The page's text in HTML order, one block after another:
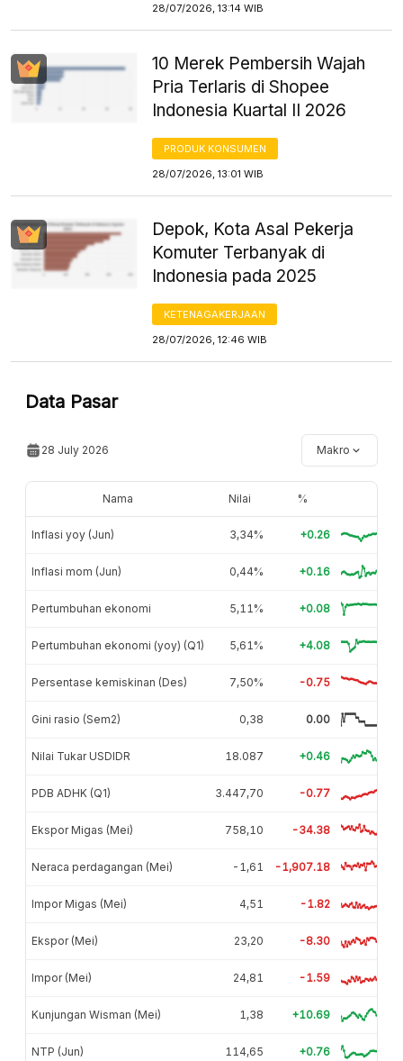
28/07/2026, 13:14 WIB
10 Merek Pembersih Wajah
Pria Terlaris di Shopee
Indonesia Kuartal II 2026
PRODUK KONSUMEN
28/07/2026, 13:01 WIB
Depok, Kota Asal Pekerja
Komuter Terbanyak di
Indonesia pada 2025
KETENAGAKERJAAN
28/07/2026, 12:46 WIB
Data Pasar
28 July 2026 Makro
Nama Nilai %
Inflasi yoy (Jun) 3,34% +0.26
Inflasi mom (Jun) 0,44% +0.16
Pertumbuhan ekonomi 5,11% +0.08
Pertumbuhan ekonomi (yoy) (Q1) 5,61% +4.08
Persentase kemiskinan (Des) 7,50% -0.75
Gini rasio (Sem2) 0,38 0.00
Nilai Tukar USDIDR 18.087 +0.46
PDB ADHK (Q1) 3.447,70 -0.77
Ekspor Migas (Mei) 758,10 -34.38
Neraca perdagangan (Mei) -1,61 -1,907.18
Impor Migas (Mei) 4,51 -1.82
Ekspor (Mei) 23,20 -8.30
Impor (Mei) 24,81 -1.59
Kunjungan Wisman (Mei) 1,38 +10.69
NTP (Jun) 114,65 +0.76